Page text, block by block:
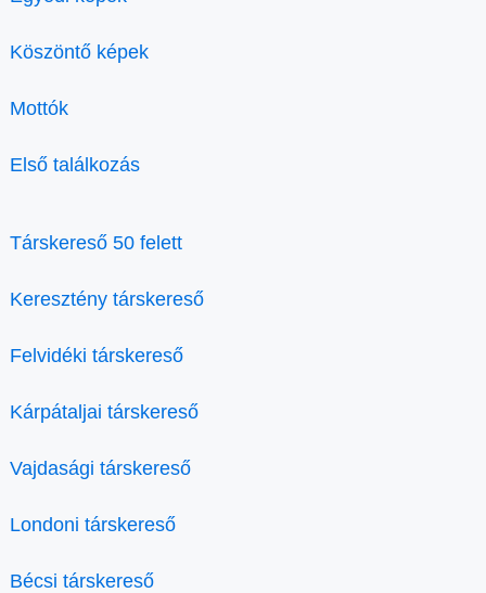
Köszöntő képek
Mottók
Első találkozás
Társkereső 50 felett
Keresztény társkereső
Felvidéki társkereső
Kárpátaljai társkereső
Vajdasági társkereső
Londoni társkereső
Bécsi társkereső